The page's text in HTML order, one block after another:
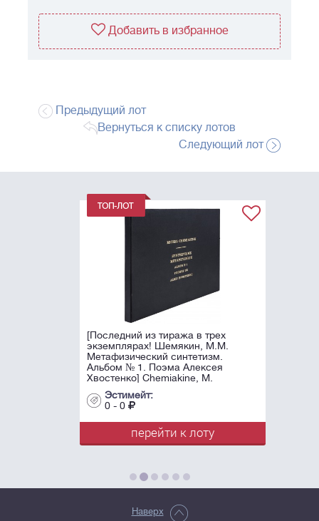
Добавить в избранное
Предыдущий лот
Вернуться к списку лотов
Следующий лот
[Последний из тиража в трех
экземплярах! Шемякин, М.М.
Метафизический синтетизм.
Альбом № 1. Поэма Алексея
Хвостенко] Chemiakine, М.
Synthétisme ...
Эстимейт:
0 - 0
перейти к лоту
Наверх